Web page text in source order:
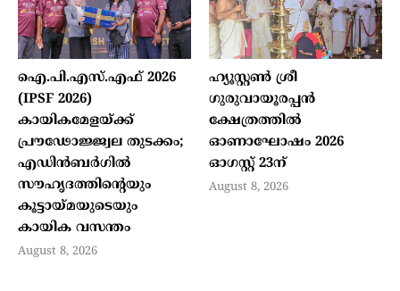
ഐ.പി.എസ്.എഫ് 2026
(IPSF 2026)
കായികമേളയ്ക്ക്
പ്രൗഢോജ്ജ്വല തുടക്കം;
എഡിന്‍ബര്‍ഗില്‍
സൗഹൃദത്തിന്റെയും
കൂട്ടായ്മയുടെയും
കായിക വസന്തം
August 8, 2026
ഹ്യൂസ്റ്റണ്‍ ശ്രീ
ഗുരുവായൂരപ്പന്‍
ക്ഷേത്രത്തില്‍
ഓണാഘോഷം 2026
ഓഗസ്റ്റ് 23ന്
August 8, 2026